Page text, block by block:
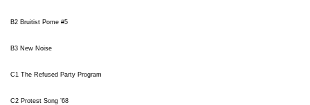
B2 Bruitist Pome #5
B3 New Noise
C1 The Refused Party Program
C2 Protest Song ’68